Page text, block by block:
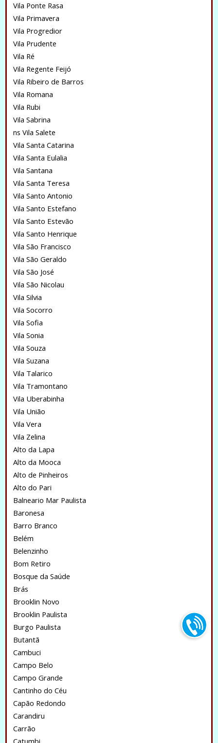
Vila Ponte Rasa
Vila Primavera
Vila Progredior
Vila Prudente
Vila Ré
Vila Regente Feijó
Vila Ribeiro de Barros
Vila Romana
Vila Rubi
Vila Sabrina
ns Vila Salete
Vila Santa Catarina
Vila Santa Eulalia
Vila Santana
Vila Santa Teresa
Vila Santo Antonio
Vila Santo Estefano
Vila Santo Estevão
Vila Santo Henrique
Vila São Francisco
Vila São Geraldo
Vila São José
Vila São Nicolau
Vila Silvia
Vila Socorro
Vila Sofia
Vila Sonia
Vila Souza
Vila Suzana
Vila Talarico
Vila Tramontano
Vila Uberabinha
Vila União
Vila Vera
Vila Zelina
Alto da Lapa
Alto da Mooca
Alto de Pinheiros
Alto do Pari
Balneario Mar Paulista
Baronesa
Barro Branco
Belém
Belenzinho
Bom Retiro
Bosque da Saúde
Brás
Brooklin Novo
Brooklin Paulista
Burgo Paulista
Butantã
Cambuci
Campo Belo
Campo Grande
Cantinho do Céu
Capão Redondo
Carandiru
Carrão
Catumbi